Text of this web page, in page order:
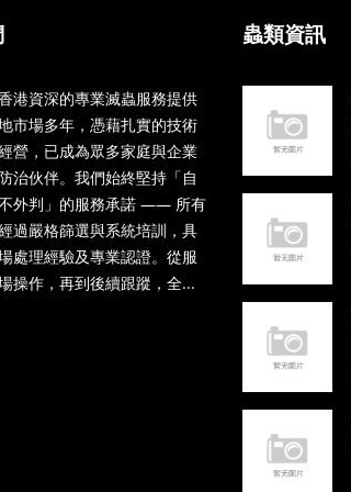
港資深的專業滅蟲服務提供
市場多年，憑藉扎實的技術
營，已成為眾多家庭與企業
治伙伴。我們始終堅持「自
外判」的服務承諾 —— 所有
過嚴格篩選與系統培訓，具
處理經驗及專業認證。從服
操作，再到後續跟蹤，全...
蟲類資訊